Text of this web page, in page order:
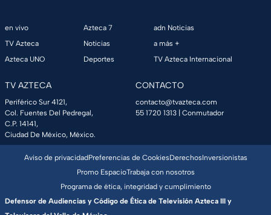
en vivo
TV Azteca
Azteca UNO
Azteca 7
Noticias
Deportes
adn Noticias
a más +
TV Azteca Internacional
TV AZTECA
Periférico Sur 4121,
Col. Fuentes Del Pedregal,
C.P. 14141,
Ciudad De México, México.
CONTACTO
contacto@tvazteca.com
55 1720 1313 | Conmutador
Aviso de privacidadPreferencias de CookiesDerechosInversionistas
Promo EspacioTrabaja con nosotros
Programa de ética, integridad y cumplimiento
Defensor de Audiencias y Código de Ética de Televisión Azteca III y